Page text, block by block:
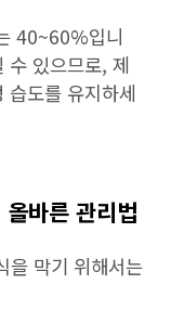
40~60%입니
수 있으므로, 제
도를 유지하세
바른 관리법
을 막기 위해서는